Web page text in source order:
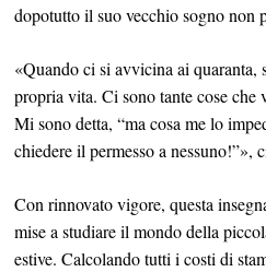
dopotutto il suo vecchio sogno non
«Quando ci si avvicina ai quaranta,
propria vita. Ci sono tante cose che
Mi sono detta, “ma cosa me lo
chiedere il permesso a nessuno!”»,
Con rinnovato vigore, questa
mise a studiare il mondo della
estive. Calcolando tutti i costi di